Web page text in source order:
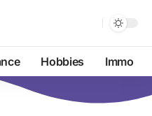
Hobbies Immo